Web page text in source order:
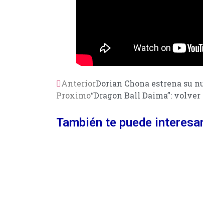
AnteriorDorian Chona estrena su
Proximo“Dragon Ball Daima”:
También te puede